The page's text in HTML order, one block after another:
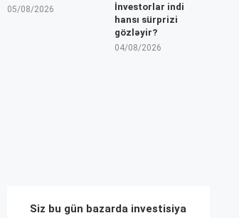
05/08/2026
İnvestorlar indi
hansı sürprizi
gözləyir?
04/08/2026
Siz bu gün bazarda investisiya